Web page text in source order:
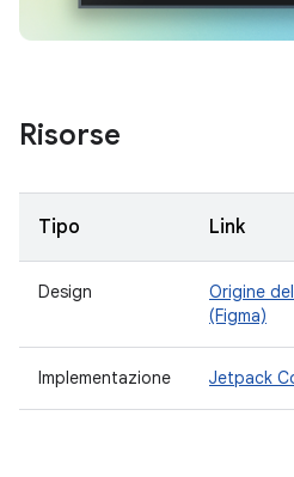
Risorse
Tipo Link
Design
Origine
(Figma)
Implementazione Jetpack